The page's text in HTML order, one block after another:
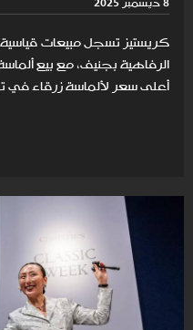
الرفاهية بجنيف، مع بيع
أعلى سعر لألماسة زرقاء في